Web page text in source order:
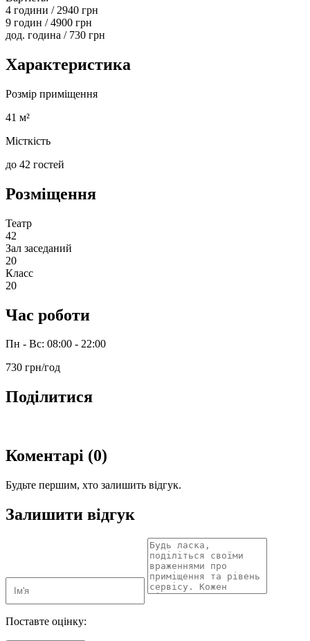
4 години / 2940 грн
9 годин / 4900 грн
дод. година / 730 грн
Характеристика
Розмір приміщення
41 м²
Місткість
до 42 гостей
Розміщення
Театр
42
Зал заседаний
20
Класс
20
Час роботи
Пн - Вс: 08:00 - 22:00
730 грн/год
Поділитися
Коментарі (0)
Будьте першим, хто залишить відгук.
Залишити відгук
Поставте оцінку: